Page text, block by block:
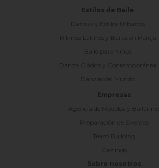
Estilos de Baile
Danzas y Estilos Urbanos
Ritmos Latinos y Bailes en Pareja
Baile para Niños
Danza Clásica y Contemporánea
Danzas del Mundo
Empresas
Agencia de Modelos y
Preparación de Eventos
Team Building
Castings
Sobre nosotros